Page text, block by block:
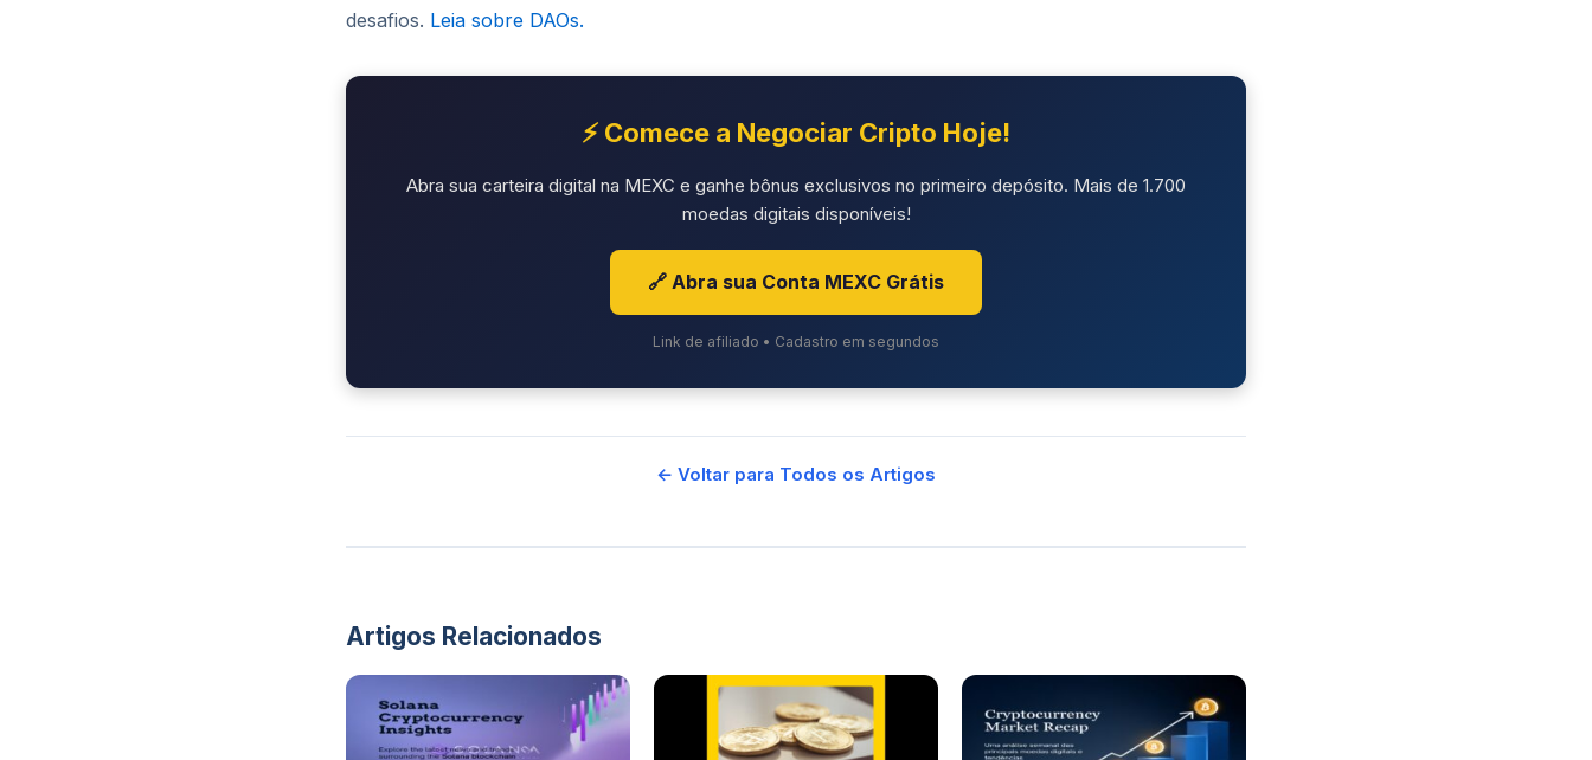
desafios. Leia sobre DAOs.
⚡ Comece a Negociar Cripto Hoje!
Abra sua carteira digital na MEXC e ganhe bônus exclusivos no primeiro depósito. Mais de 1.700
moedas digitais disponíveis!
🔗 Abra sua Conta MEXC Grátis
Link de afiliado • Cadastro em segundos
← Voltar para Todos os Artigos
Artigos Relacionados